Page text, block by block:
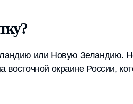
или Новую Зеландию.
окраине России,